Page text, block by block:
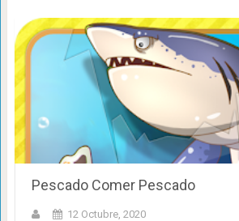
Pescado Comer Pescado
12 Octubre, 2020